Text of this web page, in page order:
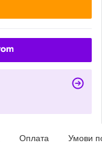
Оплата Умови